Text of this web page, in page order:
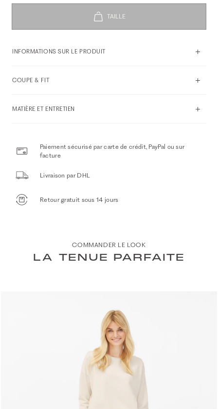
INFORMATIONS SUR LE PRODUIT
COUPE & FIT
MATIÈRE ET ENTRETIEN
Paiement sécurisé par carte de crédit, PayPal ou sur
facture
Livraison par DHL
Retour gratuit sous 14 jours
COMMANDER LE LOOK
LA TENUE PARFAITE